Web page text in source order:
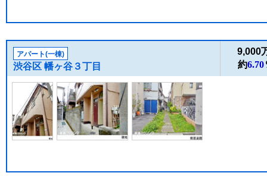
アパート(一棟)
渋谷区 幡ヶ谷３丁目
9,000
約6.70